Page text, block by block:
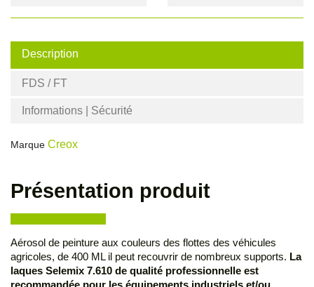
Description
FDS / FT
Informations | Sécurité
Marque Creox
Présentation produit
Aérosol de peinture aux couleurs des flottes des véhicules
agricoles, de 400 ML il peut recouvrir de nombreux supports. La
laques Selemix 7.610 de qualité professionnelle est